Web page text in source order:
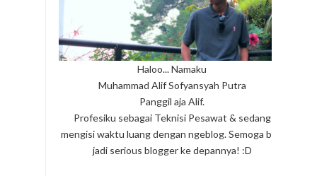
Haloo... Namaku
Muhammad Alif Sofyansyah Putra
Panggil aja Alif.
Profesiku sebagai Teknisi Pesawat & sedang
mengisi waktu luang dengan ngeblog. Semoga bisa
jadi serious blogger ke depannya! :D